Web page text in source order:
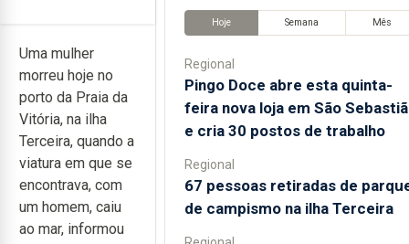
Uma mulher
morreu hoje no
porto da Praia da
Vitória, na ilha
Terceira, quando a
viatura em que se
encontrava, com
um homem, caiu
ao mar, informou
Hoje Semana Mês
Regional
Pingo Doce abre esta quinta-
feira nova loja em São
e cria 30 postos de trabalho
Regional
67 pessoas retiradas de
de campismo na ilha Terceira